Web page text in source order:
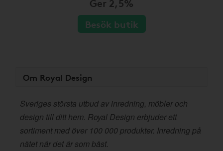
Besök butik
Om Royal Design
Sveriges största utbud av inredning, möbler och
design till ditt hem. Royal Design erbjuder ett
sortiment med över 100 000 produkter. Inredning på
nätet när det är som bäst.